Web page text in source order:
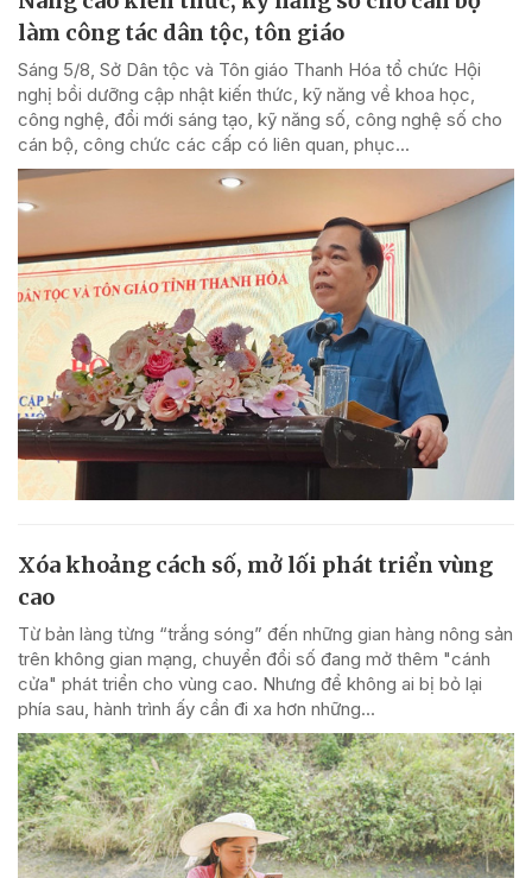
làm công tác dân tộc, tôn giáo
Sáng 5/8, Sở Dân tộc và Tôn giáo Thanh Hóa tổ chức Hội
nghị bồi dưỡng cập nhật kiến thức, kỹ năng về khoa học,
công nghệ, đổi mới sáng tạo, kỹ năng số, công nghệ số cho
cán bộ, công chức các cấp có liên quan, phục...
Xóa khoảng cách số, mở lối phát triển vùng
cao
Từ bản làng từng “trắng sóng” đến những gian hàng nông sản
trên không gian mạng, chuyển đổi số đang mở thêm "cánh
cửa" phát triển cho vùng cao. Nhưng để không ai bị bỏ lại
phía sau, hành trình ấy cần đi xa hơn những...